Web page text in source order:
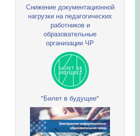
Снижение документационной
нагрузки на педагогических
работников и
образовательные
организации ЧР
"Билет в будущее"